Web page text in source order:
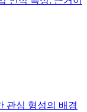
관심 형성의 배경